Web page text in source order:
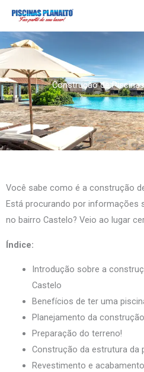
conteúdo
Construção de
Você sabe como é a construção
Está procurando por informações
no bairro Castelo? Veio ao lugar
Índice:
Introdução sobre a
Castelo
Benefícios de ter uma
Planejamento da
Preparação do terreno!
Construção da estrutura da
Revestimento e